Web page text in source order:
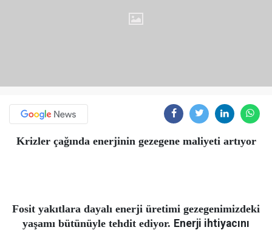
Krizler çağında enerjinin gezegene maliyeti artıyor
Fosit yakıtlara dayalı enerji üretimi gezegenimizdeki
yaşamı bütünüyle tehdit ediyor. Enerji ihtiyacını